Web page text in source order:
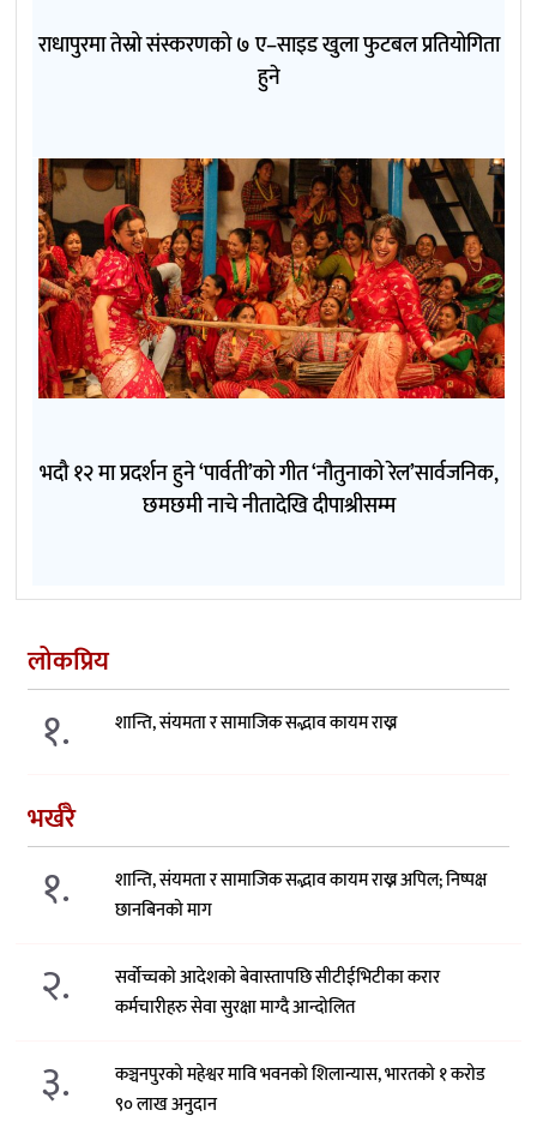
राधापुरमा तेस्रो संस्करणको ७ ए–साइड खुला फुटबल प्रतियोगिता
हुने
भदौ १२ मा प्रदर्शन हुने ‘पार्वती’को गीत ‘नौतुनाको रेल’सार्वजनिक,
छमछमी नाचे नीतादेखि दीपाश्रीसम्म
लोकप्रिय
१. शान्ति, संयमता र सामाजिक सद्भाव कायम राख्न
भर्खरै
१.
शान्ति, संयमता र सामाजिक सद्भाव कायम राख्न अपिल; निष्पक्ष
छानबिनको माग
२.
सर्वोच्चको आदेशको बेवास्तापछि सीटीईभिटीका करार
कर्मचारीहरु सेवा सुरक्षा माग्दै आन्दोलित
३.
कञ्चनपुरको महेश्वर मावि भवनको शिलान्यास, भारतको १ करोड
९० लाख अनुदान